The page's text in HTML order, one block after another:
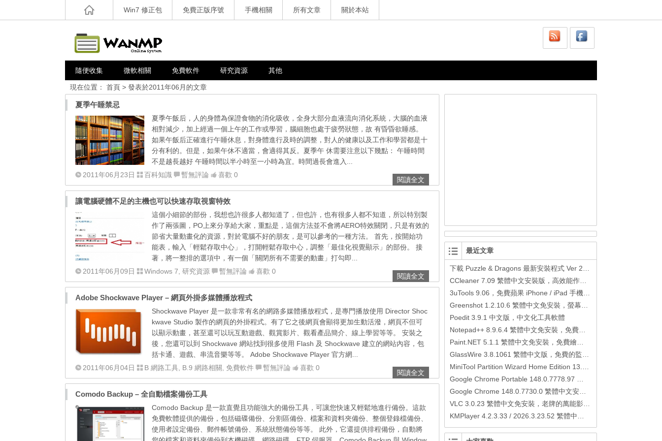
Win7 修正包 免費正版序號 手機相關 所有文章 關於本站
隨便收集 微軟相關 免費軟件 研究資源 其他
現在位置： 首頁 > 發表於2011年06月的文章
夏季午睡禁忌
夏季午飯后，人的身體為保證食物的消化吸收，全身大部分血液流向消化系統，大腦的血液
相對減少，加上經過一個上午的工作或學習，腦細胞也處于疲勞狀態，故 有昏昏欲睡感。
如果午飯后正確進行午睡休息，對身體進行及時的調整，對人的健康以及工作和學習都是十
分有利的。但是，如果午休不適當，會適得其反。夏季午 休需要注意以下幾點： 午睡時間
不是越長越好 午睡時間以半小時至一小時為宜。時間過長會進入...
2011年06月23日
百科知識 暫無評論 喜歡 0
閱讀全文
讓電腦硬體不足的主機也可以快速存取視窗特效
這個小細節的部份，我想也許很多人都知道了，但也許，也有很多人都不知道，所以特別製
作了兩張圖，PO上來分享給大家，重點是，這個方法並不會將AERO特效關閉，只是有效的
節省大量動畫化的資源，對於電腦不好的朋友，是可以參考的一種方法。 首先，按開始功
能表，輸入「輕鬆存取中心」，打開輕鬆存取中心，調整「最佳化視覺顯示」的部份。 接
著，將一整排的選項中，有一個「關閉所有不需要的動畫」打勾即...
2011年06月09日
Windows 7 研究資源 暫無評論 喜歡 0
閱讀全文
Adobe Shockwave Player – 網頁外掛多媒體播放程式
Shockwave Player 是一款非常有名的網路多媒體播放程式，是專門播放使用 Director Shoc
kwave Studio 製作的網頁的外掛程式。有了它之後網頁會顯得更加生動活潑，網頁不但可
以顯示動畫，甚至還可以玩互動遊戲、觀賞影片、觀看產品簡介、線上學習等等。 安裝之
後，您還可以到 Shockwave 網站找到很多使用 Flash 及 Shockwave 建立的網站內容，包
括卡通、遊戲、串流音樂等等。 Adobe Shockwave Player 官方網...
2011年06月04日
B 網路工具 B.9 網路相關 免費軟件 暫無評論 喜歡 0
閱讀全文
Comodo Backup – 全自動檔案備份工具
Comodo Backup 是一款直覺且功能強大的備份工具，可讓您快速又輕鬆地進行備份。這款
免費軟體提供的備份，包括磁碟備份、分割區備份、檔案和資料夾備份、整個登錄檔備份、
使用者設定備份、郵件帳號備份、系統狀態備份等等。 此外，它還提供排程備份，自動將
最近文章
Poedit 3.9.1 中文版，中文化工具軟體